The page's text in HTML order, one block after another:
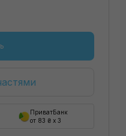
ПриватБанк
от 83 ₴ x 3